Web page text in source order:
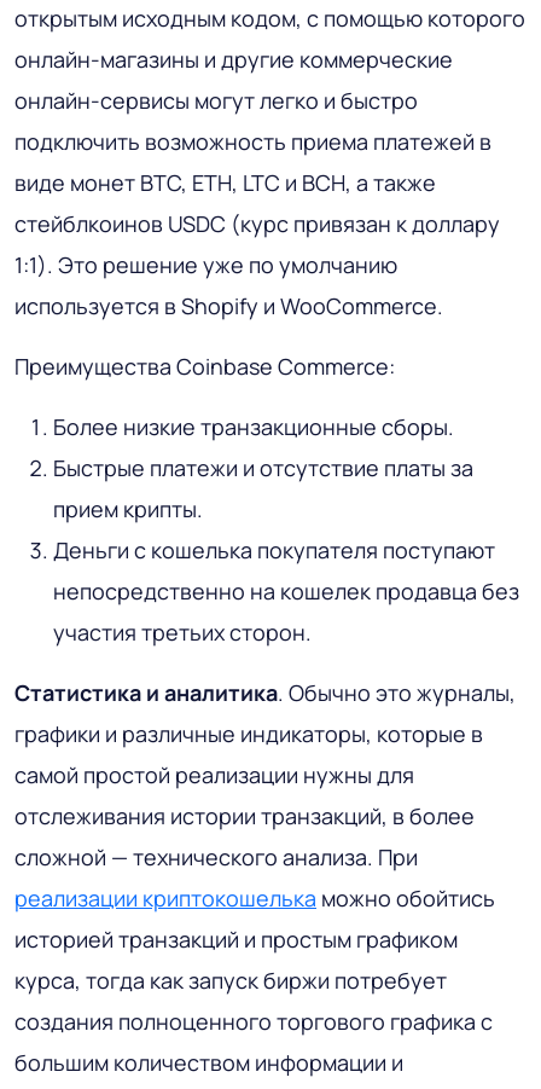
открытым исходным кодом, с помощью которого
онлайн-магазины и другие коммерческие
онлайн-сервисы могут легко и быстро
подключить возможность приема платежей в
виде монет BTC, ETH, LTC и BCH, а также
стейблкоинов USDC (курс привязан к доллару
1:1). Это решение уже по умолчанию
используется в Shopify и WooCommerce.
Преимущества Coinbase Commerce:
Более низкие транзакционные сборы.
Быстрые платежи и отсутствие платы за
прием крипты.
Деньги с кошелька покупателя поступают
непосредственно на кошелек продавца без
участия третьих сторон.
Статистика и аналитика. Обычно это журналы,
графики и различные индикаторы, которые в
самой простой реализации нужны для
отслеживания истории транзакций, в более
сложной — технического анализа. При
реализации криптокошелька можно обойтись
историей транзакций и простым графиком
курса, тогда как запуск биржи потребует
создания полноценного торгового графика с
большим количеством информации и